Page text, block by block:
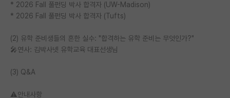
* 2026 Fall 풀펀딩 박사 합격자 (UW-Madison)
* 2026 Fall 풀펀딩 박사 합격자 (Tufts)
(2) 유학 준비생들의 흔한 실수: "합격하는 유학 준비는 무엇인가?"
🎤연사: 김박사넷 유학교육 대표선생님
(3) Q&A
⚠️안내사항